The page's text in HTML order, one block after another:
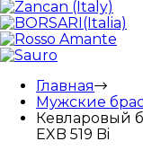
Главная
Мужские
Кевларовый
EXB 519 Bi